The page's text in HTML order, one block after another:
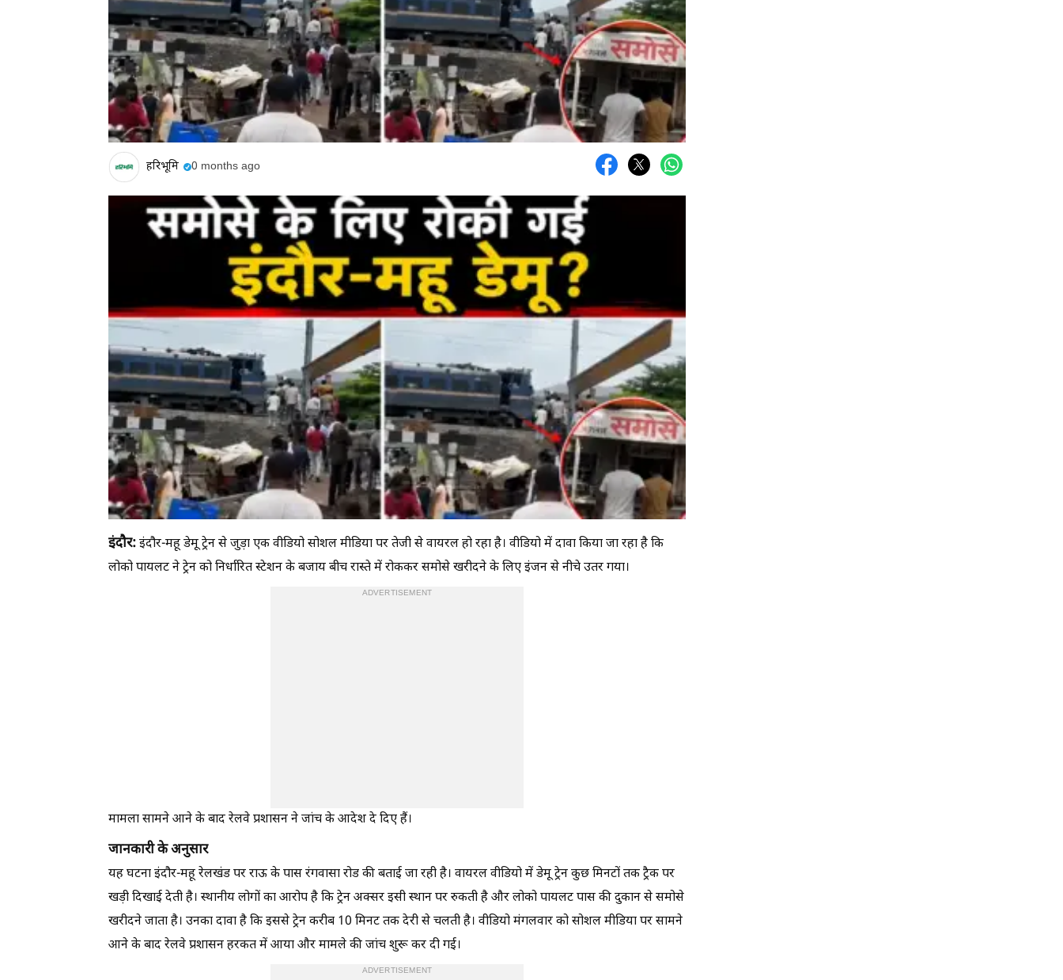
हरिभूमि 0 months ago
इंदौर:इंदौर-महू डेमू ट्रेन से जुड़ा एक वीडियो सोशल मीडिया पर तेजी से वायरल हो रहा है। वीडियो में दावा किया जा रहा है कि
लोको पायलट ने ट्रेन को निर्धारित स्टेशन के बजाय बीच रास्ते में रोककर समोसे खरीदने के लिए इंजन से नीचे उतर गया।
ADVERTISEMENT
मामला सामने आने के बाद रेलवे प्रशासन ने जांच के आदेश दे दिए हैं।
जानकारी के अनुसार
यह घटना इंदौर-महू रेलखंड पर राऊ के पास रंगवासा रोड की बताई जा रही है। वायरल वीडियो में डेमू ट्रेन कुछ मिनटों तक ट्रैक पर
खड़ी दिखाई देती है। स्थानीय लोगों का आरोप है कि ट्रेन अक्सर इसी स्थान पर रुकती है और लोको पायलट पास की दुकान से समोसे
खरीदने जाता है। उनका दावा है कि इससे ट्रेन करीब 10 मिनट तक देरी से चलती है। वीडियो मंगलवार को सोशल मीडिया पर सामने
आने के बाद रेलवे प्रशासन हरकत में आया और मामले की जांच शुरू कर दी गई।
ADVERTISEMENT